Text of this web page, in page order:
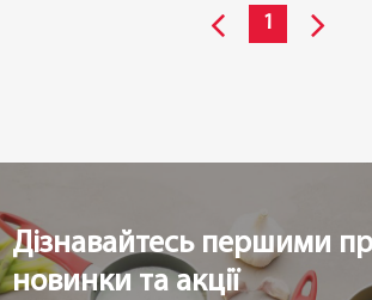
1
Дізнавайтесь першими
новинки та акції